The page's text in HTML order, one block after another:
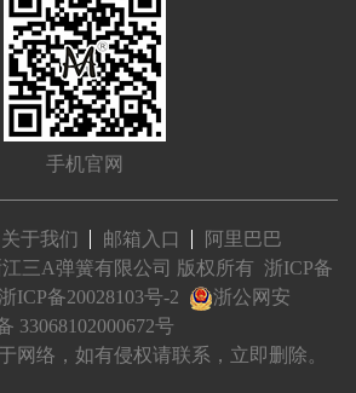
手机官网
关于我们 邮箱入口
阿里巴巴
三A弹簧有限公司 版权所有 浙ICP备
ICP备20028103号-2
浙公网安
33068102000672号
网络，如有侵权请联系，立即删除。